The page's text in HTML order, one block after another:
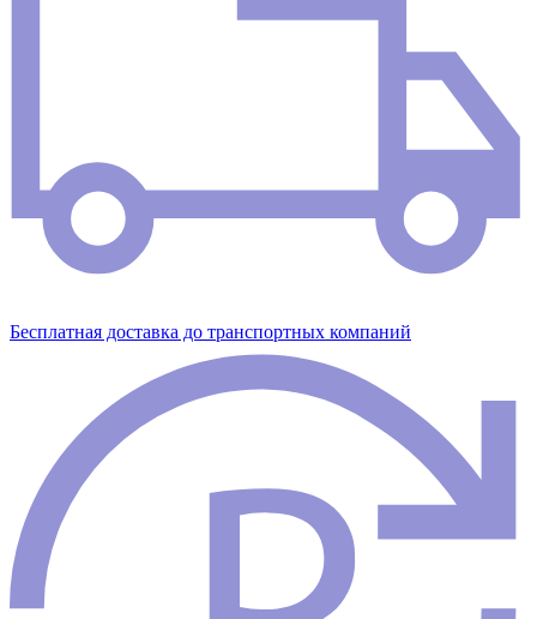
Бесплатная доставка до транспортных компаний